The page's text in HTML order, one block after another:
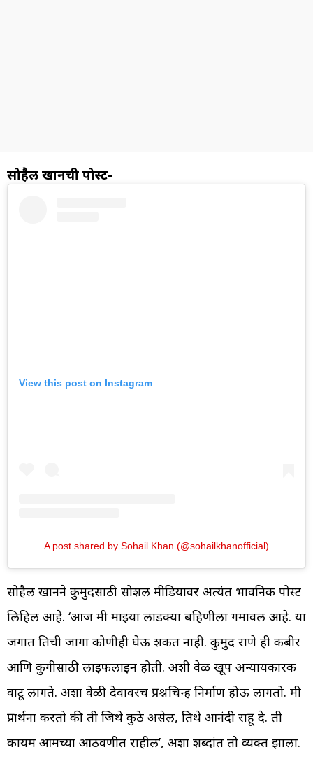
सोहैल खानची पोस्ट-
View this post on Instagram
A post shared by Sohail Khan (@sohailkhanofficial)
सोहैल खानने कुमुदसाठी सोशल मीडियावर अत्यंत भावनिक पोस्ट
लिहिली आहे. ‘आज मी माझ्या लाडक्या बहिणीला गमावल आहे. या
जगात तिची जागा कोणीही घेऊ शकत नाही. कुमुद राणे ही कबीर
आणि कुगीसाठी लाइफलाइन होती. अशी वेळ खूप अन्यायकारक
वाटू लागते. अशा वेळी देवावरच प्रश्नचिन्ह निर्माण होऊ लागतो. मी
प्रार्थना करतो की ती जिथे कुठे असेल, तिथे आनंदी राहू दे. ती
कायम आमच्या आठवणीत राहील’, अशा शब्दांत तो व्यक्त झाला.